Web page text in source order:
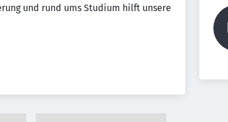
und rund ums Studium hilft unsere